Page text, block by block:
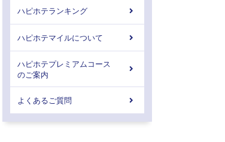
ハピホテランキング
ハピホテマイルについて
ハピホテプレミアムコース
のご案内
よくあるご質問